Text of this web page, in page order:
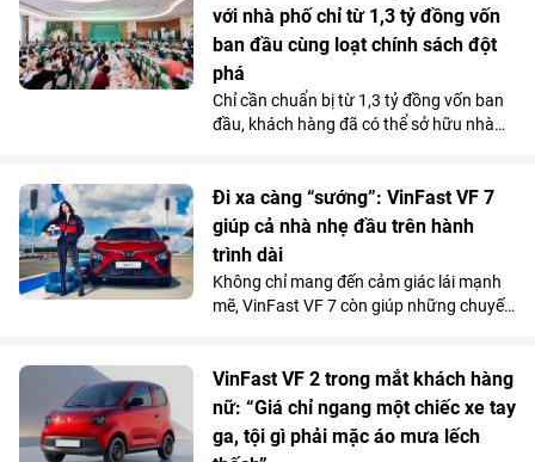
khai hơn 30 công trình môi trường cộng
đồng tại 11 tỉnh, thành phố, góp phần cải
thiện điều kiện sống, bảo vệ môi trường
và mang lại lợi ích cho hơn 100.000
người dân trên cả nước.
với nhà phố chỉ từ 1,3 tỷ đồng vốn
ban đầu cùng loạt chính sách đột
phá
Chỉ cần chuẩn bị từ 1,3 tỷ đồng vốn ban
đầu, khách hàng đã có thể sở hữu nhà
tâm cùng chính sách hỗ trợ lãi suất tốt
bậc nhất thị trường từ chủ đầu tư đang
giúp dự án thu hút người mua ở thực lẫn
nhà đầu tư tìm kiếm sản phẩm có khả
năng khai thác kinh doanh và tăng giá
lâu dài.
Đi xa càng “sướng”: VinFast VF 7
giúp cả nhà nhẹ đầu trên hành
trình dài
Không chỉ mang đến cảm giác lái mạnh
mẽ, VinFast VF 7 còn giúp những chuyến
lái trên mọi cung đường.
VinFast VF 2 trong mắt khách hàng
nữ: “Giá chỉ ngang một chiếc xe tay
ga, tội gì phải mặc áo mưa lếch